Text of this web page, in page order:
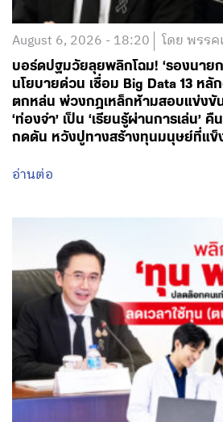
August 6, 2026 - 18:20 โดย พรรค
บอร์ดปฐมวัยลุยพลิกโฉม! ‘รองนาย
นโยบายด่วน เชื่อม Big Data 13 หลั
ตกหล่น พ่วงกฎเหล็กห้ามสอบแข่งขัน
‘ท่องจำ’ เป็น ‘เรียนรู้ผ่านการเล่น’
กดดัน หวังปูทางสร้างทุนมนุษย์ที่แข็
อ่านต่อ